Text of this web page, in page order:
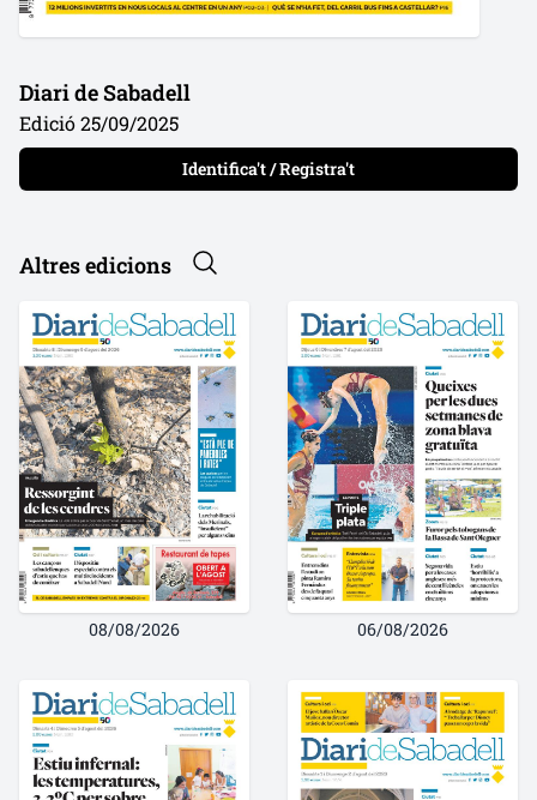
Diari de Sabadell
Edició 25/09/2025
Identifica't / Registra't
Altres edicions
08/08/2026 06/08/2026